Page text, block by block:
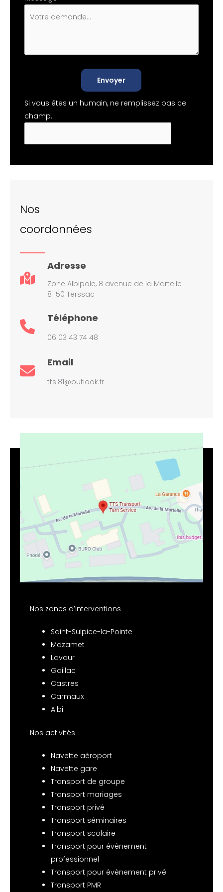
Envoyer
Si vous êtes un humain, ne remplissez pas ce
champ.
Nos
coordonnées
Adresse
Zone Albipole, 8 avenue de la Martelle
81150 Terssac
Téléphone
06 03 43 74 48
Email
tts.81@outlook.fr
Nos zones d’interventions
Saint-Sulpice-la-Pointe
Mazamet
Lavaur
Gaillac
Castres
Carmaux
Albi
Nos activités
Navette aéroport
Navette gare
Transport de groupe
Transport mariages
Transport privé
Transport séminaires
Transport scolaire
Transport pour évènement
professionnel
Transport pour évènement privé
Transport PMR